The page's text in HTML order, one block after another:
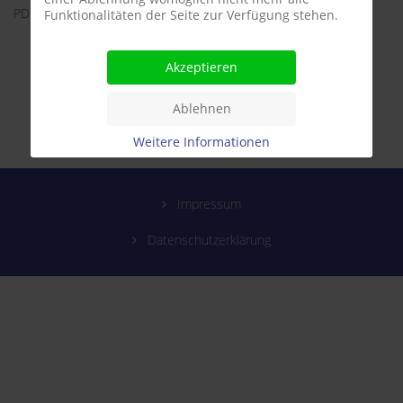
PDF herunterladen
Impressum
Datenschutzerklärung
Funktionalitäten der Seite zur Verfügung stehen.
Akzeptieren
Ablehnen
Weitere Informationen